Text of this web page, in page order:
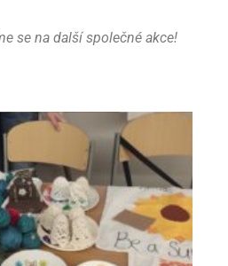
se na další společné akce!